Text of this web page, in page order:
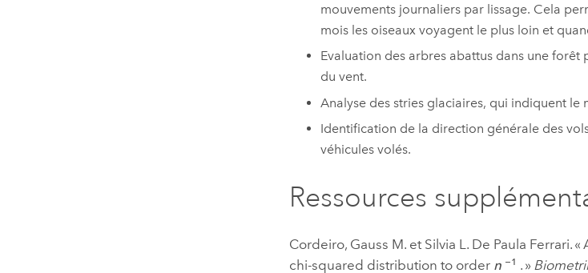
mouvements journaliers par lissage. Cela
mois les oiseaux voyagent le plus loin et
Evaluation des arbres abattus dans une
du vent.
Analyse des stries glaciaires, qui indiquent le
Identification de la direction générale des
véhicules volés.
Ressources
Cordeiro, Gauss M. et Silvia L. De Paula Ferrari.
chi-squared distribution to order n −1 . »